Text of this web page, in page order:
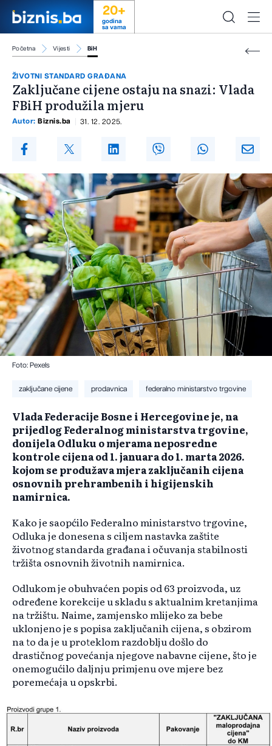
20+
godina
sa vama
Početna Vijesti BiH
ŽIVOTNI STANDARD GRAĐANA
Zaključane cijene ostaju na snazi: Vlada
FBiH produžila mjeru
Autor: Biznis.ba 31. 12. 2025.
Foto: Pexels
zaključane cijene prodavnica federalno ministarstvo trgovine
Vlada Federacije Bosne i Hercegovine je, na
prijedlog Federalnog ministarstva trgovine,
donijela Odluku o mjerama neposredne
kontrole cijena od 1. januara do 1. marta 2026.
kojom se produžava mjera zaključanih cijena
osnovnih prehrambenih i higijenskih
namirnica.
Kako je saopćilo Federalno ministarstvo trgovine,
Odluka je donesena s ciljem nastavka zaštite
životnog standarda građana i očuvanja stabilnosti
tržišta osnovnih životnih namirnica.
Odlukom je obuhvaćen popis od 63 proizvoda, uz
određene korekcije u skladu s aktualnim kretanjima
na tržištu. Naime, zamjensko mlijeko za bebe
uklonjeno je s popisa zaključanih cijena, s obzirom
na to da je u proteklom razdoblju došlo do
drastičnog povećanja njegove nabavne cijene, što je
onemogućilo daljnju primjenu ove mjere bez
poremećaja u opskrbi.